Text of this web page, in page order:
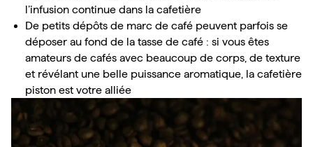
l’infusion continue dans la cafetière
De petits dépôts de marc de café peuvent parfois se
déposer au fond de la tasse de café : si vous êtes
amateurs de cafés avec beaucoup de corps, de texture
et révélant une belle puissance aromatique, la cafetière
piston est votre alliée